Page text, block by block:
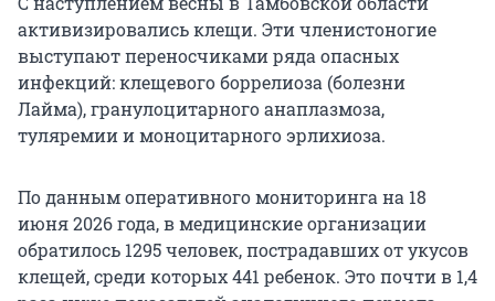
активизировались клещи. Эти членистоногие
выступают переносчиками ряда опасных
инфекций: клещевого боррелиоза (болезни
Лайма), гранулоцитарного анаплазмоза,
туляремии и моноцитарного эрлихиоза.
По данным оперативного мониторинга на 18
июня 2026 года, в медицинские организации
обратилось 1295 человек, пострадавших от укусов
клещей, среди которых 441 ребенок. Это почти в 1,4